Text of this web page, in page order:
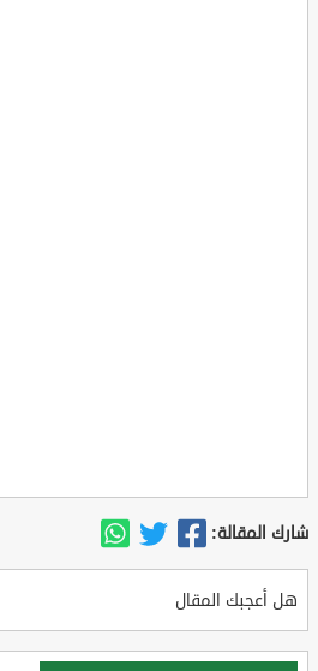
شارك المقالة:
هل أعجبك المقال